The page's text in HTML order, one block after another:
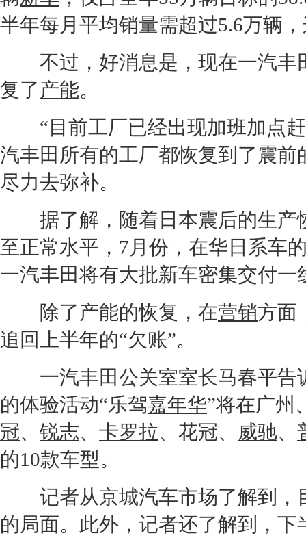
半年每月平均销量需超过5.6万辆
不过，好消息是，现在一汽丰
复了产能。
“目前工厂已经出现加班加点赶
汽丰田 所有的工厂都恢复到了震
尽力去弥补。
据了解，随着日本震后的生产
至正常水平，7月份，在华日系车
一汽丰田将有大批新车密集交付一
除了产能的恢复，在营销方面
追回上半年的“欠账”。
一汽丰田公关室室长马春平告
的体验活动“乐驾嘉年华”将在广州
冠、 锐志、 卡罗拉、 花冠、 威驰、
的10款车型。
记者从京城汽车市场了解到，
的局面。此外，记者还了解到，下